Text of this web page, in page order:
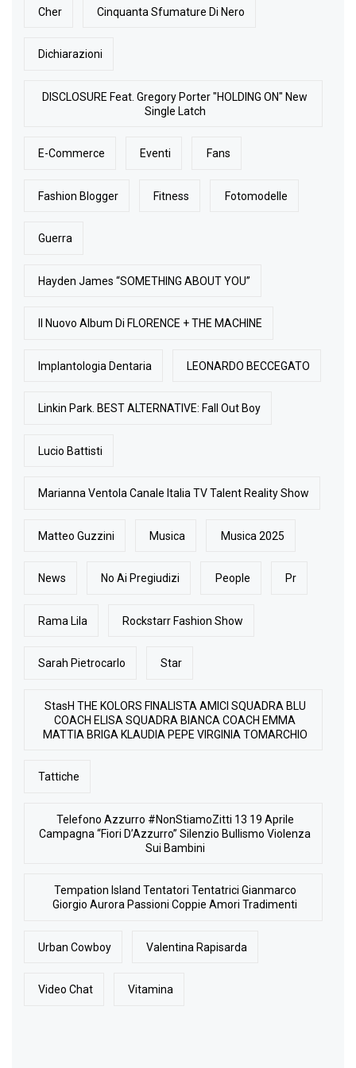
Cher Cinquanta Sfumature Di Nero
Dichiarazioni
DISCLOSURE Feat. Gregory Porter "HOLDING ON" New
Single Latch
E-Commerce Eventi Fans
Fashion Blogger Fitness Fotomodelle
Guerra
Hayden James “SOMETHING ABOUT YOU”
Il Nuovo Album Di FLORENCE + THE MACHINE
Implantologia Dentaria LEONARDO BECCEGATO
Linkin Park. BEST ALTERNATIVE: Fall Out Boy
Lucio Battisti
Marianna Ventola Canale Italia TV Talent Reality Show
Matteo Guzzini Musica Musica 2025
News No Ai Pregiudizi People Pr
Rama Lila Rockstarr Fashion Show
Sarah Pietrocarlo Star
StasH THE KOLORS FINALISTA AMICI SQUADRA BLU
COACH ELISA SQUADRA BIANCA COACH EMMA
MATTIA BRIGA KLAUDIA PEPE VIRGINIA TOMARCHIO
Tattiche
Telefono Azzurro #NonStiamoZitti 13 19 Aprile
Campagna “Fiori D’Azzurro” Silenzio Bullismo Violenza
Sui Bambini
Tempation Island Tentatori Tentatrici Gianmarco
Giorgio Aurora Passioni Coppie Amori Tradimenti
Urban Cowboy Valentina Rapisarda
Video Chat Vitamina